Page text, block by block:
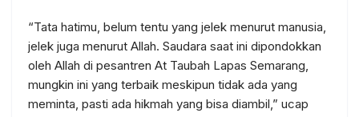
“Tata hatimu, belum tentu yang jelek menurut manusia,
jelek juga menurut Allah. Saudara saat ini dipondokkan
oleh Allah di pesantren At Taubah Lapas Semarang,
mungkin ini yang terbaik meskipun tidak ada yang
meminta, pasti ada hikmah yang bisa diambil,” ucap